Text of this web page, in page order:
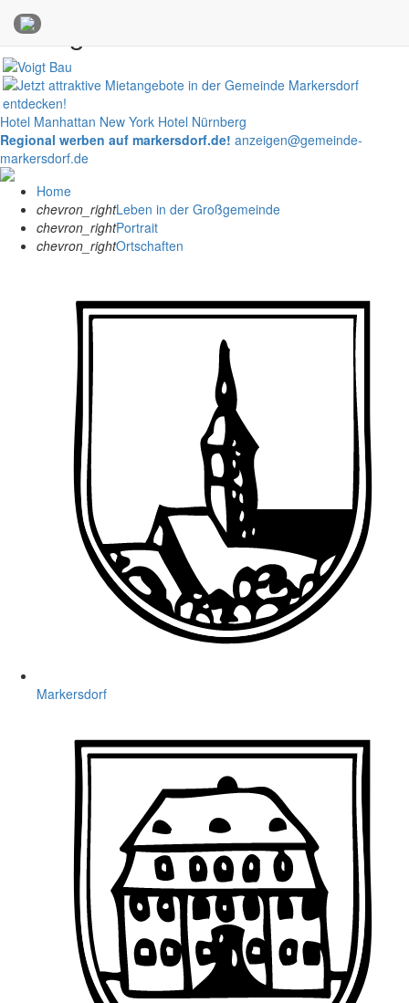
Anzeigen
Hotel Manhattan New York Hotel Nürnberg
Regional werben auf markersdorf.de! anzeigen@gemeinde-
markersdorf.de
Home
chevron_rightLeben in der Großgemeinde
chevron_rightPortrait
chevron_rightOrtschaften
Markersdorf